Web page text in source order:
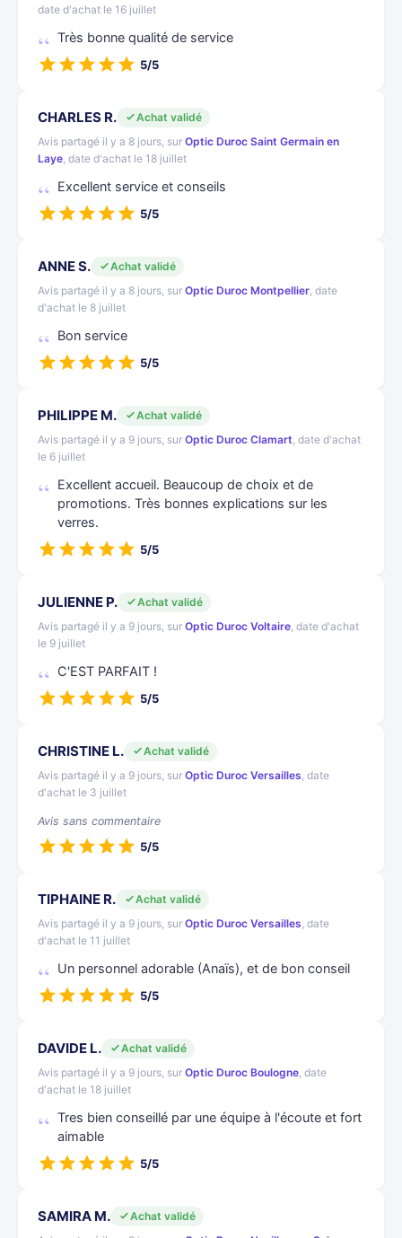
date d'achat le 16 juillet
Très bonne qualité de service
5/5
CHARLES R.
Achat validé
Avis partagé il y a 8 jours, sur Optic Duroc Saint Germain en
Laye, date d'achat le 18 juillet
Excellent service et conseils
5/5
ANNE S.
Achat validé
Avis partagé il y a 8 jours, sur Optic Duroc Montpellier, date
d'achat le 8 juillet
Bon service
5/5
PHILIPPE M.
Achat validé
Avis partagé il y a 9 jours, sur Optic Duroc Clamart, date d'achat
le 6 juillet
Excellent accueil. Beaucoup de choix et de
promotions. Très bonnes explications sur les
verres.
5/5
JULIENNE P.
Achat validé
Avis partagé il y a 9 jours, sur Optic Duroc Voltaire, date d'achat
le 9 juillet
C'EST PARFAIT !
5/5
CHRISTINE L.
Achat validé
Avis partagé il y a 9 jours, sur Optic Duroc Versailles, date
d'achat le 3 juillet
Avis sans commentaire
5/5
TIPHAINE R.
Achat validé
Avis partagé il y a 9 jours, sur Optic Duroc Versailles, date
d'achat le 11 juillet
Un personnel adorable (Anaïs), et de bon conseil
5/5
DAVIDE L.
Achat validé
Avis partagé il y a 9 jours, sur Optic Duroc Boulogne, date
d'achat le 18 juillet
Tres bien conseillé par une équipe à l'écoute et fort
aimable
5/5
SAMIRA M.
Achat validé